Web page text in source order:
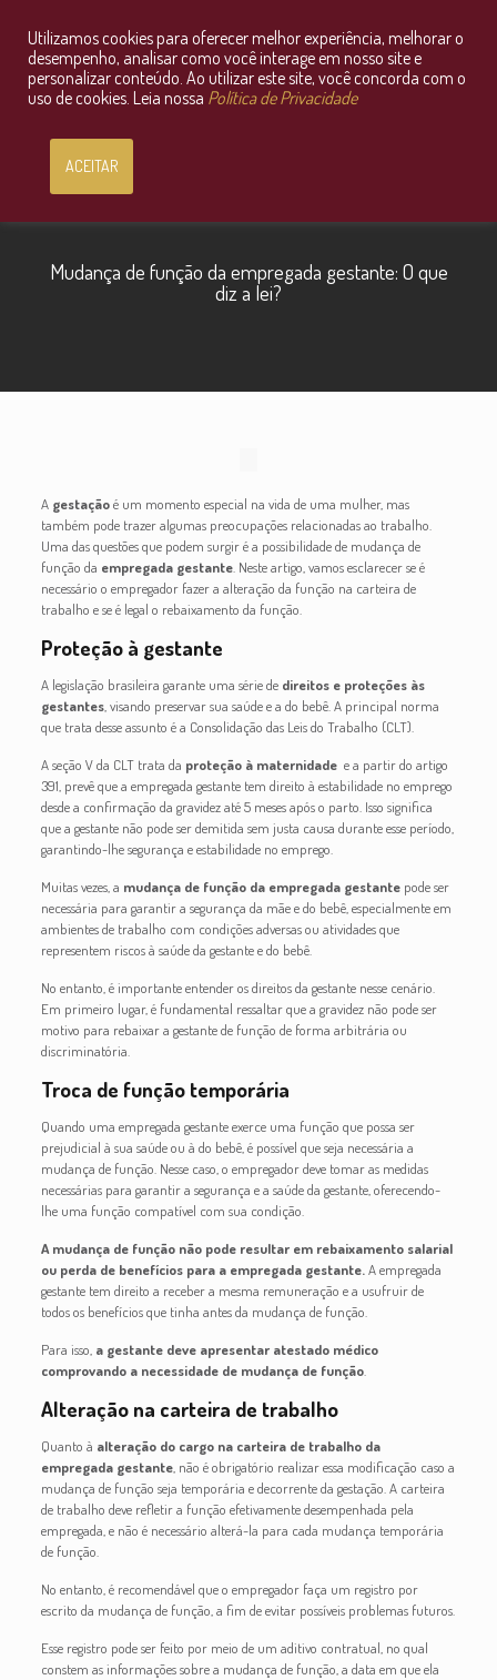
Consultoria Jurídica OnLine
Mudança de função da empregada gestante: O que
diz a lei?
A gestaçãoé um momento especial na vida de uma mulher, mas
também pode trazer algumas preocupações relacionadas ao trabalho.
Uma das questões que podem surgir é a possibilidade de mudança de
função da empregada gestante . Neste artigo, vamos esclarecer se é
necessário o empregador fazer a alteração da função na carteira de
trabalho e se é legal o rebaixamento da função.
Proteção à gestante
A legislação brasileira garante uma série de direitos e proteções às
gestantes , visando preservar sua saúde e a do bebê. A principal norma
que trata desse assunto é a Consolidação das Leis do Trabalho (CLT).
A seção V da CLT trata da proteção à maternidade e a partir do artigo
391, prevê que a empregada gestante tem direito à estabilidade no emprego
desde a confirmação da gravidez até 5 meses após o parto. Isso significa
que a gestante não pode ser demitida sem justa causa durante esse período,
garantindo-lhe segurança e estabilidade no emprego.
Muitas vezes, a mudança de função da empregada gestante pode ser
necessária para garantir a segurança da mãe e do bebê, especialmente em
ambientes de trabalho com condições adversas ou atividades que
representem riscos à saúde da gestante e do bebê.
No entanto, é importante entender os direitos da gestante nesse cenário.
Em primeiro lugar, é fundamental ressaltar que a gravidez não pode ser
motivo para rebaixar a gestante de função de forma arbitrária ou
discriminatória.
Troca de função temporária
Quando uma empregada gestante exerce uma função que possa ser
prejudicial à sua saúde ou à do bebê, é possível que seja necessária a
mudança de função. Nesse caso, o empregador deve tomar as medidas
necessárias para garantir a segurança e a saúde da gestante, oferecendo-
lhe uma função compatível com sua condição.
A mudança de função não pode resultar em rebaixamento salarial
ou perda de benefícios para a empregada gestante. A empregada
gestante tem direito a receber a mesma remuneração e a usufruir de
todos os benefícios que tinha antes da mudança de função.
Para isso, a gestante deve apresentar atestado médico
comprovando a necessidade de mudança de função
Alteração na carteira de trabalho
Quanto à alteração do cargo na carteira de trabalho da
empregada gestante , não é obrigatório realizar essa modificação caso a
mudança de função seja temporária e decorrente da gestação. A carteira
de trabalho deve refletir a função efetivamente desempenhada pela
empregada, e não é necessário alterá-la para cada mudança temporária
de função.
No entanto, é recomendável que o empregador faça um registro por
escrito da mudança de função, a fim de evitar possíveis problemas futuros.
Esse registro pode ser feito por meio de um aditivo contratual, no qual
constem as informações sobre a mudança de função, a data em que ela
Utilizamos cookies para oferecer melhor experiência, melhorar o
desempenho, analisar como você interage em nosso site e
personalizar conteúdo. Ao utilizar este site, você concorda com o
uso de cookies. Leia nossa Política de Privacidade
ACEITAR